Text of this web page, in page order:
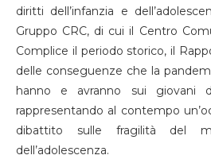
diritti dell’infanzia e
Gruppo CRC, di cui il Centro
Complice il periodo storico, il
delle conseguenze che la
hanno e avranno sui
rappresentando al contempo
dibattito sulle fragilità del
dell’adolescenza.